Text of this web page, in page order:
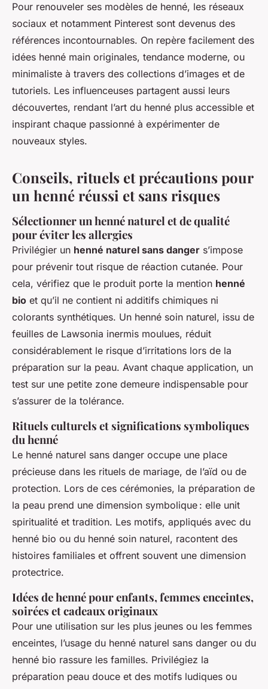
Pour renouveler ses modèles de henné, les réseaux
sociaux et notamment Pinterest sont devenus des
références incontournables. On repère facilement des
idées henné main originales, tendance moderne, ou
minimaliste à travers des collections d’images et de
tutoriels. Les influenceuses partagent aussi leurs
découvertes, rendant l’art du henné plus accessible et
inspirant chaque passionné à expérimenter de
nouveaux styles.
Conseils, rituels et précautions pour
un henné réussi et sans risques
Sélectionner un henné naturel et de qualité
pour éviter les allergies
Privilégier un henné naturel sans danger s’impose
pour prévenir tout risque de réaction cutanée. Pour
cela, vérifiez que le produit porte la mention henné
bio et qu’il ne contient ni additifs chimiques ni
colorants synthétiques. Un henné soin naturel, issu de
feuilles de Lawsonia inermis moulues, réduit
considérablement le risque d’irritations lors de la
préparation sur la peau. Avant chaque application, un
test sur une petite zone demeure indispensable pour
s’assurer de la tolérance.
Rituels culturels et significations symboliques
du henné
Le henné naturel sans danger occupe une place
précieuse dans les rituels de mariage, de l’aïd ou de
protection. Lors de ces cérémonies, la préparation de
la peau prend une dimension symbolique : elle unit
spiritualité et tradition. Les motifs, appliqués avec du
henné bio ou du henné soin naturel, racontent des
histoires familiales et offrent souvent une dimension
protectrice.
Idées de henné pour enfants, femmes enceintes,
soirées et cadeaux originaux
Pour une utilisation sur les plus jeunes ou les femmes
enceintes, l’usage du henné naturel sans danger ou du
henné bio rassure les familles. Privilégiez la
préparation peau douce et des motifs ludiques ou